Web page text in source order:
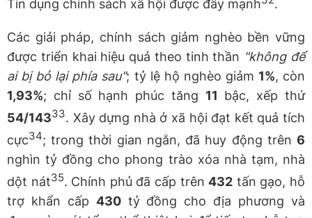
Tín dụng chính sách xã hội được đẩy mạnh
.
Các giải pháp, chính sách giảm nghèo bền vững
được triển khai hiệu quả theo tinh thần "không để
ai bị bỏ lại phía sau"; tỷ lệ hộ nghèo giảm 1%, còn
1,93%; chỉ số hạnh phúc tăng 11 bậc, xếp thứ
54/14333. Xây dựng nhà ở xã hội đạt kết quả tích
cực34; trong thời gian ngắn, đã huy động trên 6
nghìn tỷ đồng cho phong trào xóa nhà tạm, nhà
dột nát35. Chính phủ đã cấp trên432 tấn gạo, hỗ
trợ khẩn cấp 430tỷ đồng cho địa phương và